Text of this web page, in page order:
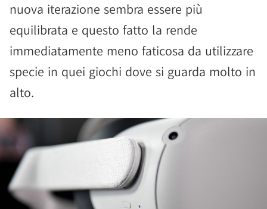
nuova iterazione sembra essere più
equilibrata e questo fatto la rende
immediatamente meno faticosa da utilizzare
specie in quei giochi dove si guarda molto in
alto.